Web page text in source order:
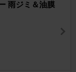
雨ジミ＆油膜